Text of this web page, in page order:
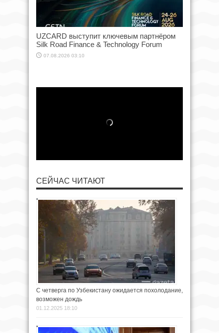
UZCARD выступит ключевым партнёром
Silk Road Finance & Technology Forum
07.08.2026 03:10
СЕЙЧАС ЧИТАЮТ
С четверга по Узбекистану ожидается похолодание,
возможен дождь
01.12.2025 18:10